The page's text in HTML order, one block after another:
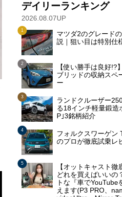
デイリーランキング
2026.08.07UP
マツダ2のグレード
説｜狙い目は特別仕
【使い勝手は良好!?
ブリッドの収納スペ
ー
ランドクルーザー
る18インチ軽量鍛造
P｣3銘柄紹介
フォルクスワーゲン
のプロが徹底試乗レ
【オットキャスト徹
どれを買えばいいの
トな『車でYouTube
えます(P3 PRO、